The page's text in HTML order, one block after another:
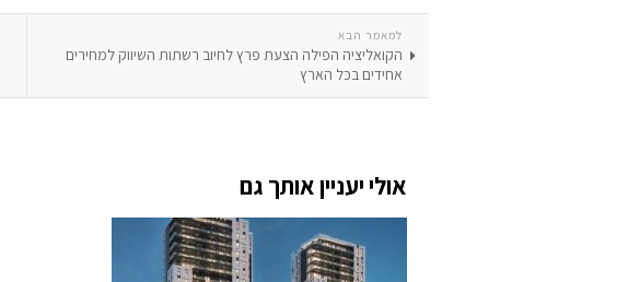
למאמר הבא
הקואליציה הפילה הצעת פרץ לחיוב רשתות השיווק למחירים
אחידים בכל הארץ
אולי יעניין אותך גם